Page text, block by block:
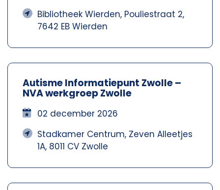
Bibliotheek Wierden, Pouliestraat 2,
7642 EB Wierden
Autisme Informatiepunt Zwolle –
NVA werkgroep Zwolle
02 december 2026
Stadkamer Centrum, Zeven Alleetjes
1A, 8011 CV Zwolle